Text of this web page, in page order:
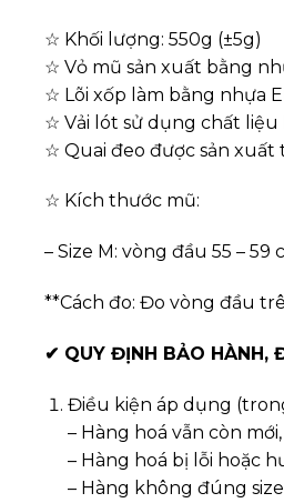
☆ Khối lượng: 550g (±5g)
☆ Vỏ mũ sản xuất bằng
☆ Lõi xốp làm bằng nhựa
☆ Vải lót sử dụng chất liệu
☆ Quai đeo được sản xuất
☆ Kích thước mũ:
– Size M: vòng đầu 55 – 59
**Cách đo: Đo vòng đầu
✔ QUY ĐỊNH BẢO HÀNH,
Điều kiện áp dụng
– Hàng hoá vẫn còn
– Hàng hoá bị lỗi hoặc
– Hàng không đúng